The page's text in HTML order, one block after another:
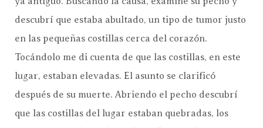
descubrí que estaba abultado, un tipo de tumor justo
en las pequeñas costillas cerca del corazón.
Tocándolo me di cuenta de que las costillas, en este
lugar, estaban elevadas. El asunto se clarificó
después de su muerte. Abriendo el pecho descubrí
que las costillas del lugar estaban quebradas, los